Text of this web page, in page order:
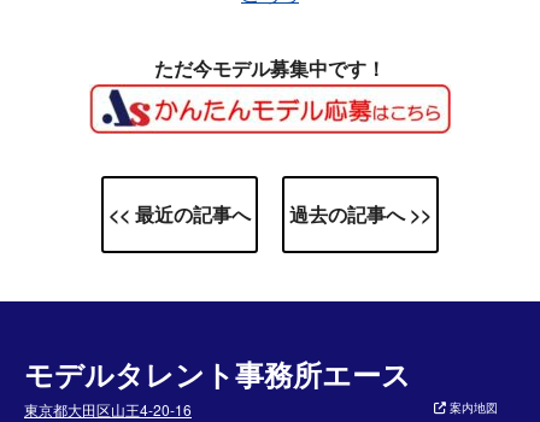
ただ今モデル募集中です！
<< 最近の記事へ 過去の記事へ >>
モデルタレント事務所エース
東京都大田区山王4-20-16
案内地図